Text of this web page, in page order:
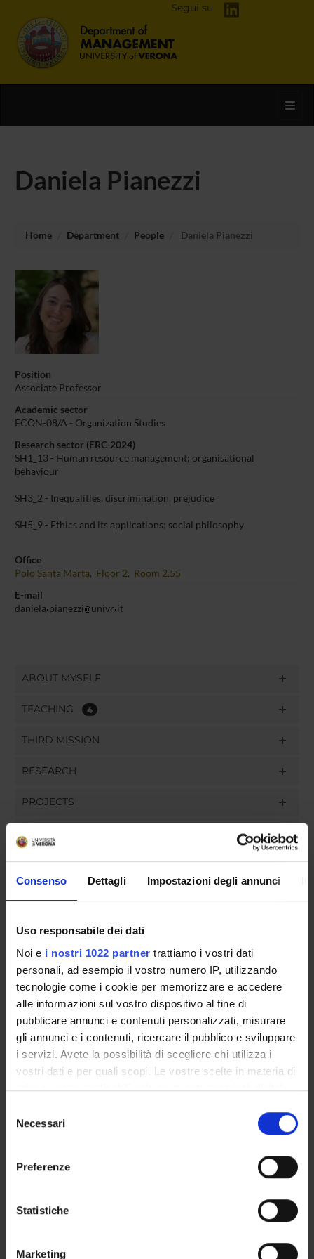
Consenso Dettagli Impostazioni degli annunci
Uso responsabile dei dati
Noi e i nostri 1022 partner trattiamo i vostri dati
personali, ad esempio il vostro numero IP, utilizzando
tecnologie come i cookie per memorizzare e accedere
alle informazioni sul vostro dispositivo al fine di
pubblicare annunci e contenuti personalizzati, misurare
gli annunci e i contenuti, ricercare il pubblico e sviluppare
i servizi. Avete la possibilità di scegliere chi utilizza i
vostri dati e per quali scopi. Le vostre scelte in materia di
privacy sono applicabili solo su questa proprietà digitale
modificare o revocare il proprio consenso in qualsiasi
momento dalla Dichiarazione sui cookie o facendo clic
raccogliere informazioni sulla tua posizione
geografica, con un'approssimazione di qualche
delNecessari
Preferenze
Statistiche
Marketing
Segui su
Daniela Pianezzi
Home Department People Daniela Pianezzi
Position
Associate Professor
Academic sector
ECON-08/A - Organization Studies
Research sector (ERC-2024)
SH1_13 - Human resource management; organisational
behaviour
SH3_2 - Inequalities, discrimination, prejudice
SH5_9 - Ethics and its applications; social philosophy
Office
Polo Santa Marta, Floor 2, Room 2.55
E-mail
daniela pianezzi univr it
ABOUT MYSELF
TEACHING 4
THIRD MISSION
RESEARCH
PROJECTS
ASSIGNMENTS
ORGANISATION
GOVERNANCE
COMMITTEES
DEPARTMENT ADMINISTRATION OFFICES
STUDENT ADMINISTRATION OFFICES
LIBRARIES